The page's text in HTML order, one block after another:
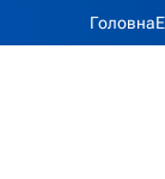
Головна